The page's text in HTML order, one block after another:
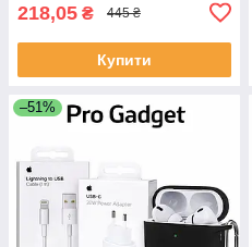
218,05 ₴ 445 ₴
Купити
–51%